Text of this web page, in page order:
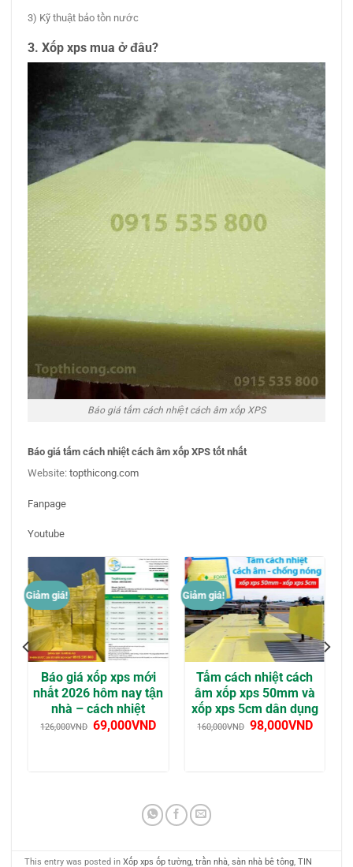
3) Kỹ thuật bảo tồn nước
3. Xốp xps mua ở đâu?
Báo giá tấm cách nhiệt cách âm xốp XPS
Báo giá tấm cách nhiệt cách âm xốp XPS tốt nhất
Website:topthicong.com
Fanpage
Youtube
Giảm giá!
Báo giá xốp xps mới
nhất 2026 hôm nay tận
nhà – cách nhiệt
126,000VND 69,000VND
Giảm giá!
Tấm cách nhiệt cách
âm xốp xps 50mm và
xốp xps 5cm dân dụng
160,000VND 98,000VND
This entry was posted inXốp xps ốp tường, trần nhà, sàn nhà bê tông,TIN